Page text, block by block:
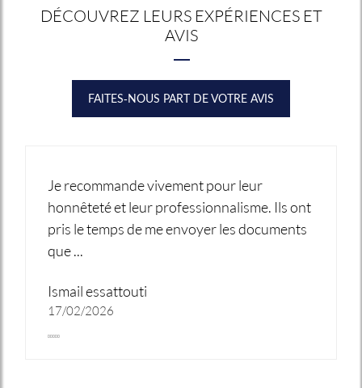
DÉCOUVREZ LEURS EXPÉRIENCES ET
AVIS
FAITES-NOUS PART DE VOTRE AVIS
Je recommande vivement pour leur
honnêteté et leur professionnalisme. Ils ont
pris le temps de me envoyer les documents
que ...
Ismail essattouti
17/02/2026